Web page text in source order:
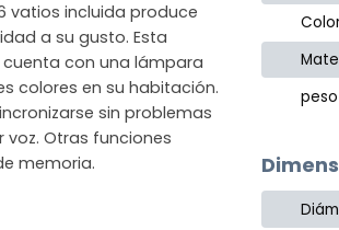
vatios incluida produce
a su gusto. Esta
con una lámpara
colores en su habitación.
sin problemas
voz. Otras funciones
memoria.